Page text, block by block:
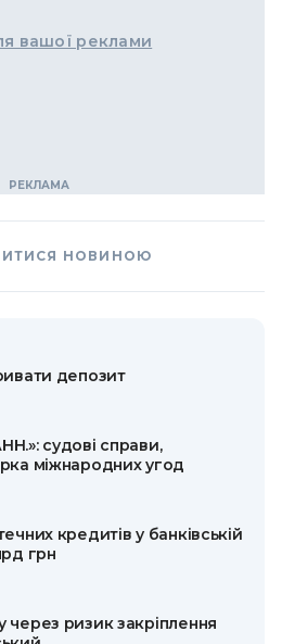
вашої реклами
НОВИНОЮ
депозит
судові справи,
міжнародних угод
кредитів у банківській
грн
через ризик закріплення